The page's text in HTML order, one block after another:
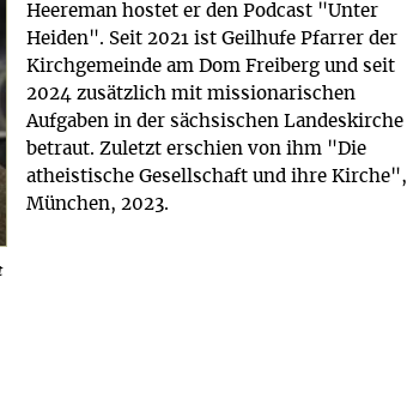
Heereman hostet er den Podcast "Unter
Heiden". Seit 2021 ist Geilhufe Pfarrer der
Kirchgemeinde am Dom Freiberg und seit
2024 zusätzlich mit missionarischen
Aufgaben in der sächsischen Landeskirche
betraut. Zuletzt erschien von ihm "Die
atheistische Gesellschaft und ihre Kirche",
München, 2023.